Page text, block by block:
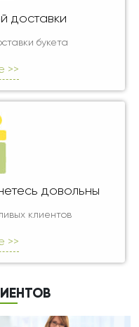
доставки
букета
>>
довольны
клиентов
>>